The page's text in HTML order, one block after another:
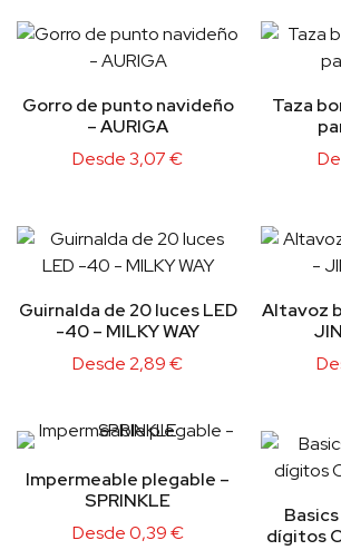
Gorro de punto navideño
– AURIGA
Desde3,07€
Taza
Guirnalda de 20 luces LED
-40 – MILKY WAY
Desde2,89€
Altavoz
Impermeable plegable –
SPRINKLE
Desde0,39€
dígitos